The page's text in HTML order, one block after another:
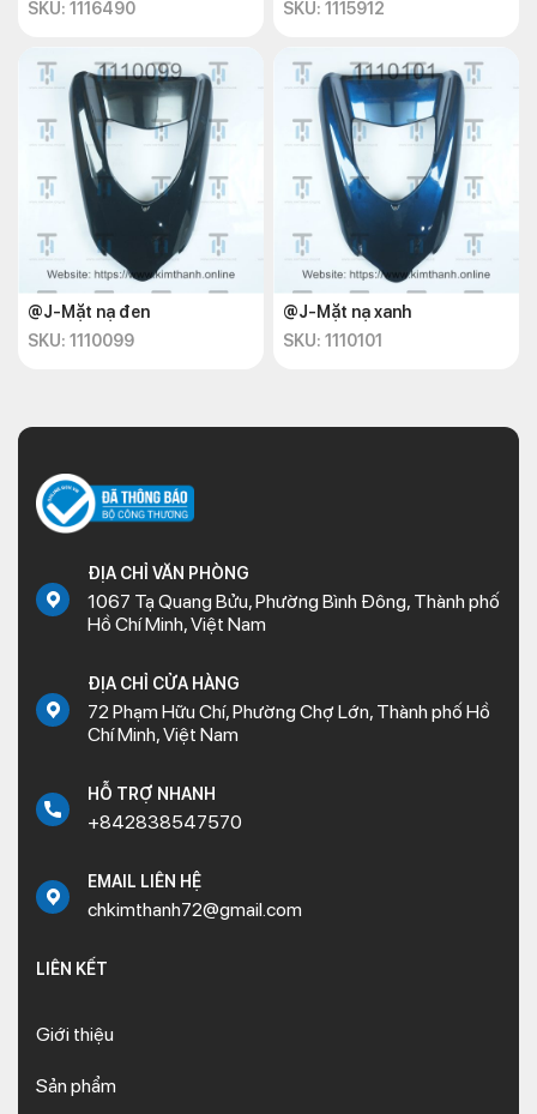
SKU: 1116490
SKU: 1115912
@J-Mặt nạ đen
SKU: 1110099
@J-Mặt nạ xanh
SKU: 1110101
ĐỊA CHỈ VĂN PHÒNG
1067 Tạ Quang Bửu, Phường Bình Đông, Thành phố
Hồ Chí Minh, Việt Nam
ĐỊA CHỈ CỬA HÀNG
72 Phạm Hữu Chí, Phường Chợ Lớn, Thành phố Hồ
Chí Minh, Việt Nam
HỖ TRỢ NHANH
+842838547570
EMAIL LIÊN HỆ
chkimthanh72@gmail.com
LIÊN KẾT
Giới thiệu
Sản phẩm